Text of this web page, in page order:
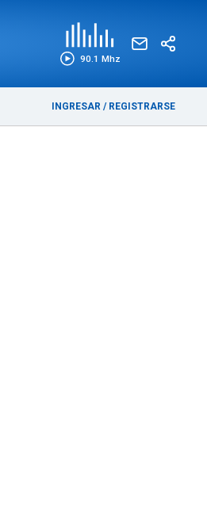
90.1 Mhz
INGRESAR / REGISTRARSE